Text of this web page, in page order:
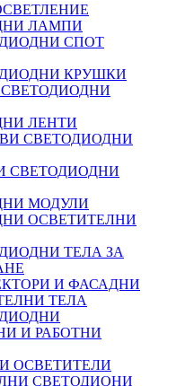
ЛАМПИ
СПОТ
КРУШКИ
СВЕТОДИОДНИ
ЛЕНТИ
СВЕТОДИОДНИ
СВЕТОДИОДНИ
МОДУЛИ
ОСВЕТИТЕЛНИ
ТЕЛА ЗА
И ФАСАДНИ
ТЕЛА
И РАБОТНИ
ОСВЕТИТЕЛИ
СВЕТОДИОНИ